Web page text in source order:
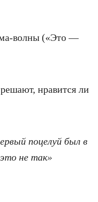
волны («Это —
нравится ли
поцелуй был в
не так»